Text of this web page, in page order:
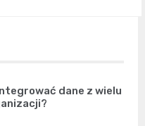
dane z wielu